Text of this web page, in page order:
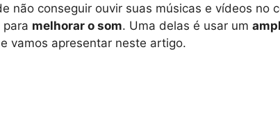
não conseguir ouvir suas músicas e vídeos no
para melhorar o som. Uma delas é usar um
vamos apresentar neste artigo.